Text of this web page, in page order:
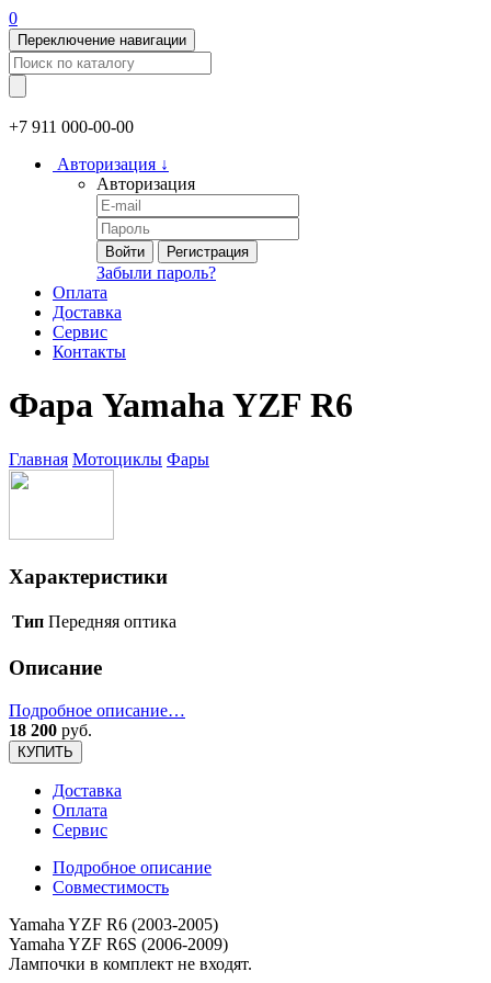
0
Переключение навигации
+7 911 000-00-00
Авторизация ↓
Авторизация
Войти Регистрация
Забыли пароль?
Оплата
Доставка
Сервис
Контакты
Фара Yamaha YZF R6
Главная Мотоциклы Фары
Характеристики
Тип Передняя оптика
Описание
Подробное описание…
18 200 руб.
КУПИТЬ
Доставка
Оплата
Сервис
Подробное описание
Совместимость
Yamaha YZF R6 (2003-2005)
Yamaha YZF R6S (2006-2009)
Лампочки в комплект не входят.